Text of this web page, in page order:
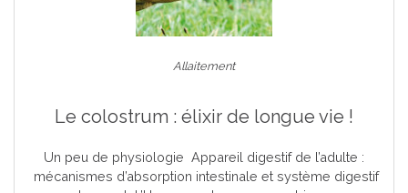
Allaitement
Le colostrum : élixir de longue vie !
Un peu de physiologie Appareil digestif de l’adulte :
mécanismes d’absorption intestinale et système digestif